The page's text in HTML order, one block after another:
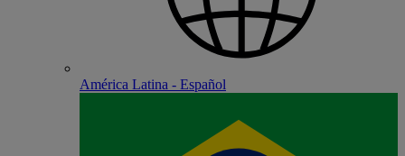
América Latina - Español